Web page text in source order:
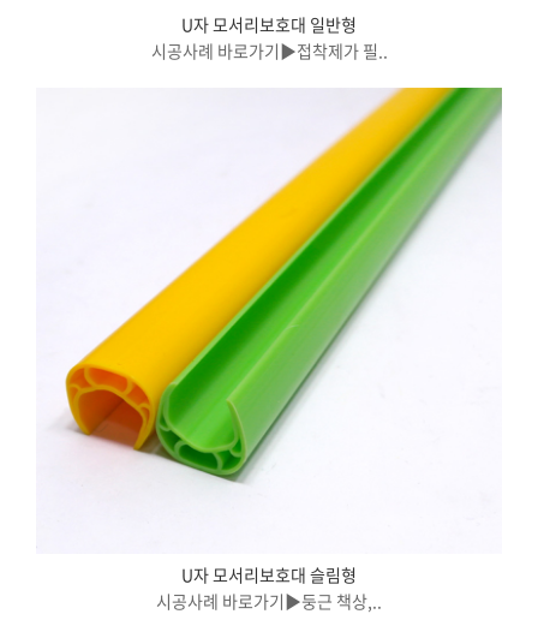
U자 모서리보호대 일반형
시공사례 바로가기▶접착제가 필..
U자 모서리보호대 슬림형
시공사례 바로가기▶둥근 책상,..